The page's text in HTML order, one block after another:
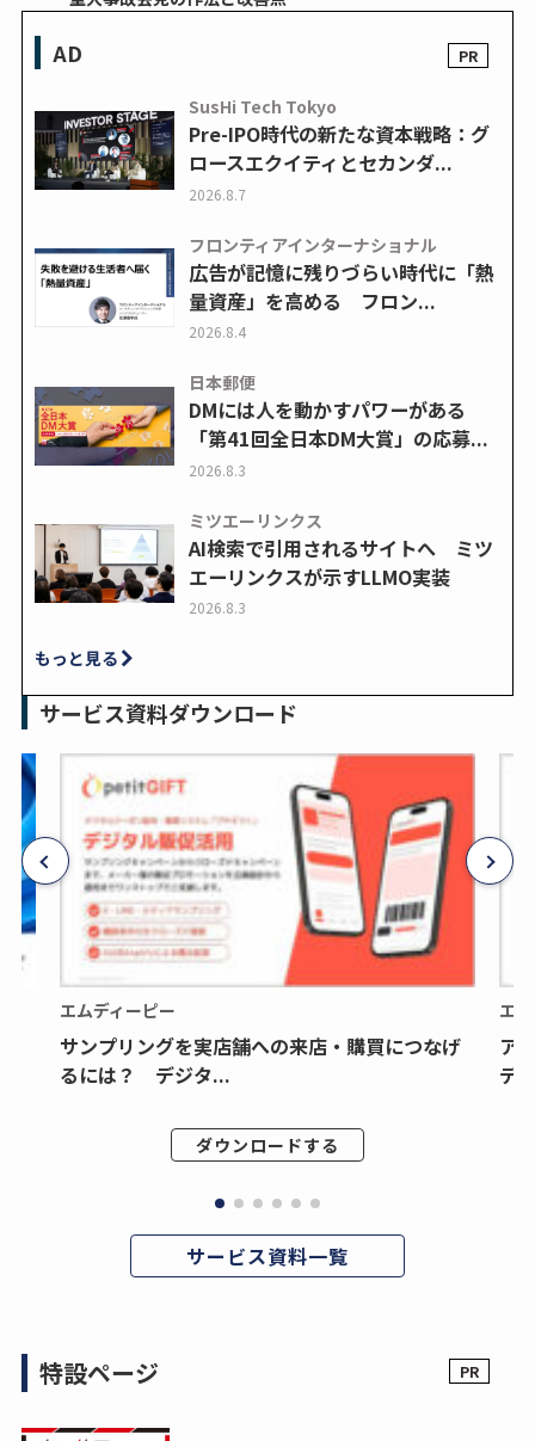
AD
SusHi Tech Tokyo
Pre-IPO時代の新たな資本戦略：グ
ロースエクイティとセカンダ...
2026.8.7
フロンティアインターナショナル
広告が記憶に残りづらい時代に「熱
量資産」を高める フロン...
2026.8.4
日本郵便
DMには人を動かすパワーがある
「第41回全日本DM大賞」の応募...
2026.8.3
ミツエーリンクス
AI検索で引用されるサイトへ ミツ
エーリンクスが示すLLMO実装
2026.8.3
もっと見る
サービス資料ダウンロード
エムディーピー
サンプリングを実店舗への来店・購買につなげ
るには？ デジタ...
ダウンロードする
エ
ア
デ
サービス資料一覧
特設ページ